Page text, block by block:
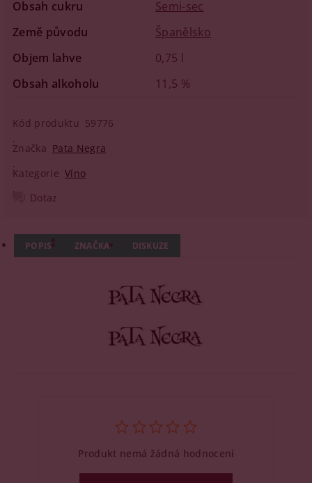
Obsah cukru
Semi-sec
Země původu
Španělsko
Objem lahve
0,75 l
Obsah alkoholu
11,5 %
Kód produktu 59776
Značka Pata Negra
Kategorie Víno
Dotaz
POPIS ZNAČKA DISKUZE
Produkt nemá žádná hodnocení